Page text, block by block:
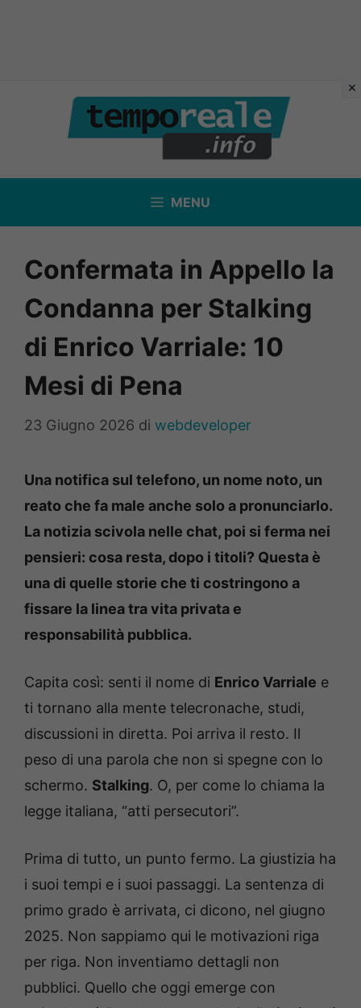
contenuto
MENU
Confermata in Appello la
Condanna per Stalking
di Enrico Varriale: 10
Mesi di Pena
23 Giugno 2026 di webdeveloper
Una notifica sul telefono, un nome noto, un
reato che fa male anche solo a pronunciarlo.
La notizia scivola nelle chat, poi si ferma nei
pensieri: cosa resta, dopo i titoli? Questa è
una di quelle storie che ti costringono a
fissare la linea tra vita privata e
responsabilità pubblica.
Capita così: senti il nome di Enrico Varriale e
ti tornano alla mente telecronache, studi,
discussioni in diretta. Poi arriva il resto. Il
peso di una parola che non si spegne con lo
schermo. Stalking. O, per come lo chiama la
legge italiana, “atti persecutori”.
Prima di tutto, un punto fermo. La giustizia ha
i suoi tempi e i suoi passaggi. La sentenza di
primo grado è arrivata, ci dicono, nel giugno
2025. Non sappiamo qui le motivazioni riga
per riga. Non inventiamo dettagli non
pubblici. Quello che oggi emerge con